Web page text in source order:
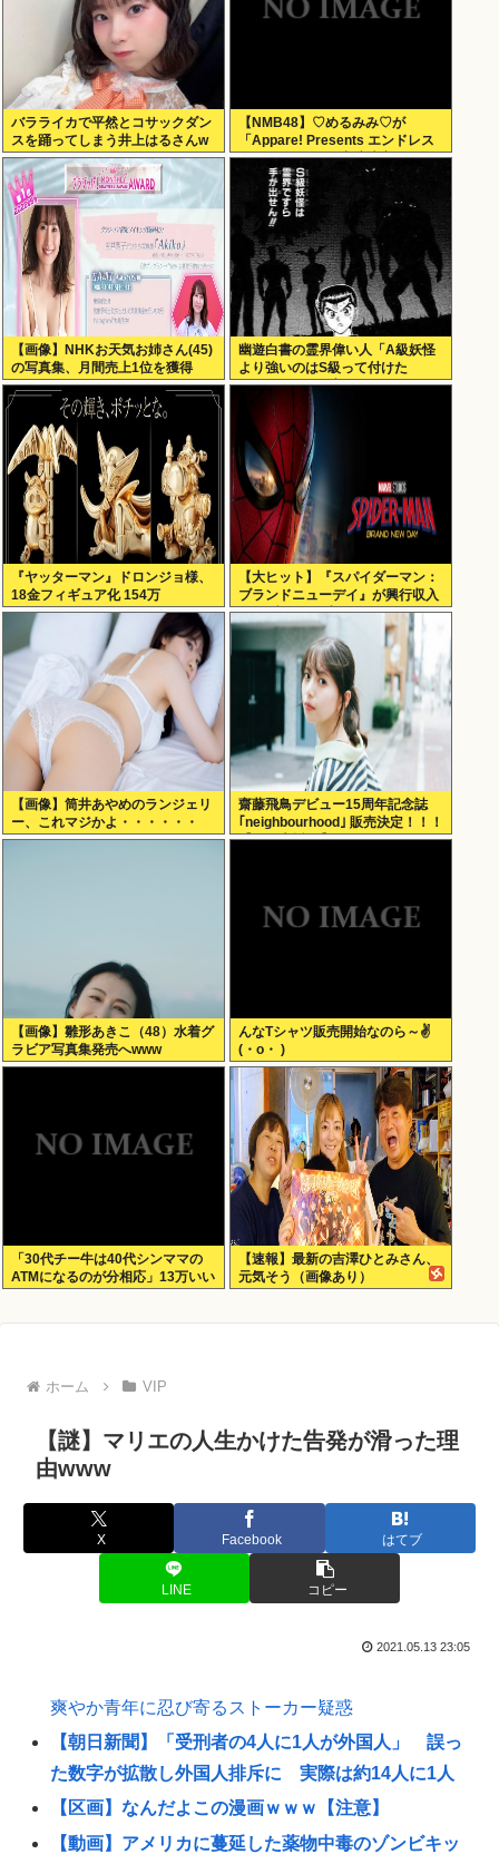
バラライカで平然とコサックダン
スを踊ってしまう井上はるさんw
【NMB48】♡めるみみ♡が
「Appare! Presents エンドレス
サマー 2026」に出演決定！
【画像】NHKお天気お姉さん(45)
の写真集、月間売上1位を獲得
幽遊白書の霊界偉い人「A級妖怪
より強いのはS級って付けた
ろ！」←この発想
『ヤッターマン』ドロンジョ様、
18金フィギュア化 154万
【大ヒット】『スパイダーマン：
ブランドニューデイ』が興行収入
2622億円に到達www
【画像】筒井あやめのランジェリ
ー、これマジかよ・・・・・・
齋藤飛鳥デビュー15周年記念誌
｢neighbourhood｣ 販売決定！！！
【元乃木坂46】
【画像】雛形あきこ（48）水着グ
ラビア写真集発売へwww
んなTシャツ販売開始なのら～✌
(・o・ )
「30代チー牛は40代シンママの
ATMになるのが分相応」13万いい
【速報】最新の吉澤ひとみさん、
元気そう（画像あり）
ホーム VIP
【謎】マリエの人生かけた告発が滑った理
由www
X Facebook はてブ
LINE コピー
2021.05.13 23:05
爽やか青年に忍び寄るストーカー疑惑
【朝日新聞】「受刑者の4人に1人が外国人」 誤っ
た数字が拡散し外国人排斥に 実際は約14人に1人
【区画】なんだよこの漫画ｗｗｗ【注意】
【動画】アメリカに蔓延した薬物中毒のゾンビキッ